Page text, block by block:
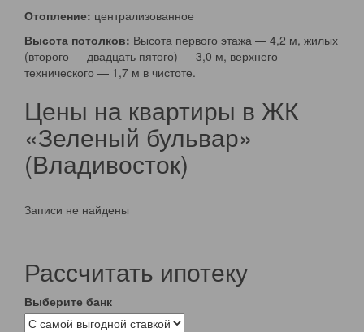
Отопление: централизованное
Высота потолков: Высота первого этажа — 4,2 м, жилых
(второго — двадцать пятого) — 3,0 м, верхнего
технического — 1,7 м в чистоте.
Цены на квартиры в ЖК
«Зеленый бульвар»
(Владивосток)
Записи не найдены
Рассчитать ипотеку
Выберите банк